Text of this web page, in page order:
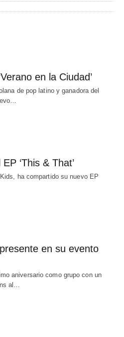
en la Ciudad’
de pop latino y ganadora del
‘This & That’
ha compartido su nuevo EP
en su evento
aniversario como grupo con un
al…